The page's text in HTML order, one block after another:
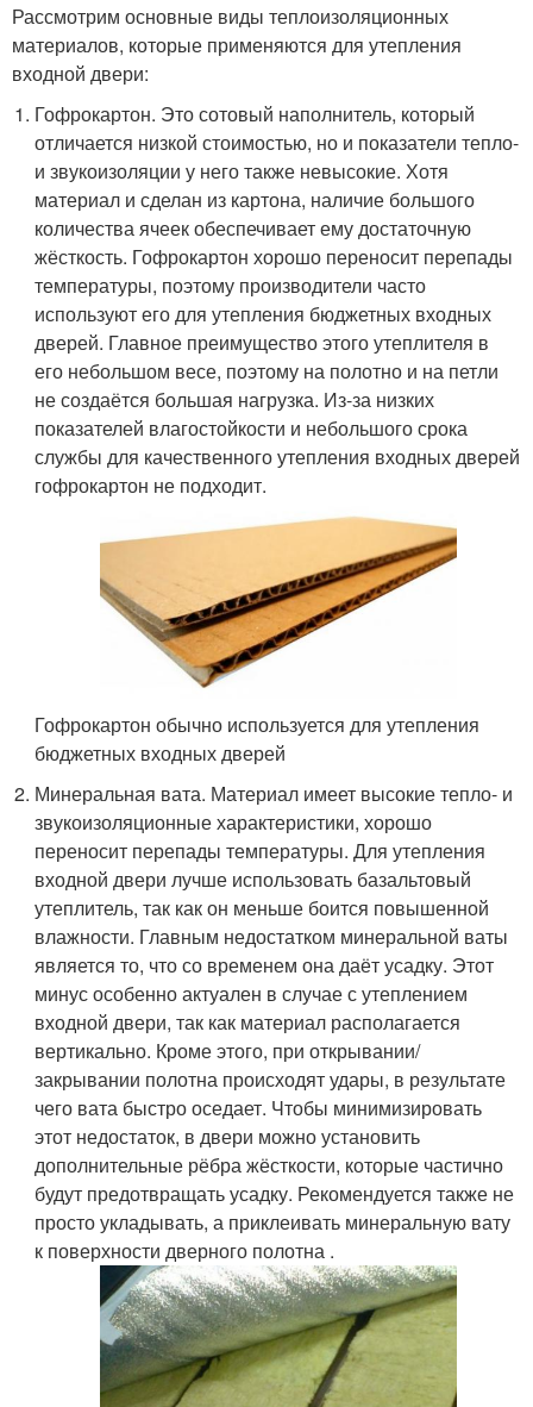
Рассмотрим основные виды теплоизоляционных
материалов, которые применяются для утепления
входной двери:
Гофрокартон. Это сотовый наполнитель, который
отличается низкой стоимостью, но и показатели тепло-
и звукоизоляции у него также невысокие. Хотя
материал и сделан из картона, наличие большого
количества ячеек обеспечивает ему достаточную
жёсткость. Гофрокартон хорошо переносит перепады
температуры, поэтому производители часто
используют его для утепления бюджетных входных
дверей. Главное преимущество этого утеплителя в
его небольшом весе, поэтому на полотно и на петли
не создаётся большая нагрузка. Из-за низких
показателей влагостойкости и небольшого срока
службы для качественного утепления входных дверей
гофрокартон не подходит.
Гофрокартон обычно используется для утепления
бюджетных входных дверей
Минеральная вата. Материал имеет высокие тепло- и
звукоизоляционные характеристики, хорошо
переносит перепады температуры. Для утепления
входной двери лучше использовать базальтовый
утеплитель, так как он меньше боится повышенной
влажности. Главным недостатком минеральной ваты
является то, что со временем она даёт усадку. Этот
минус особенно актуален в случае с утеплением
входной двери, так как материал располагается
вертикально. Кроме этого, при открывании/
закрывании полотна происходят удары, в результате
чего вата быстро оседает. Чтобы минимизировать
этот недостаток, в двери можно установить
дополнительные рёбра жёсткости, которые частично
будут предотвращать усадку. Рекомендуется также не
просто укладывать, а приклеивать минеральную вату
к поверхности дверного полотна .